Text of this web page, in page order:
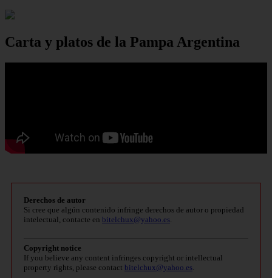
Carta y platos de la Pampa Argentina
Derechos de autor
Si cree que algún contenido infringe derechos de autor o propiedad
intelectual, contacte en bitelchux@yahoo.es
Copyright notice
If you believe any content infringes copyright or intellectual
property rights, please contact bitelchux@yahoo.es